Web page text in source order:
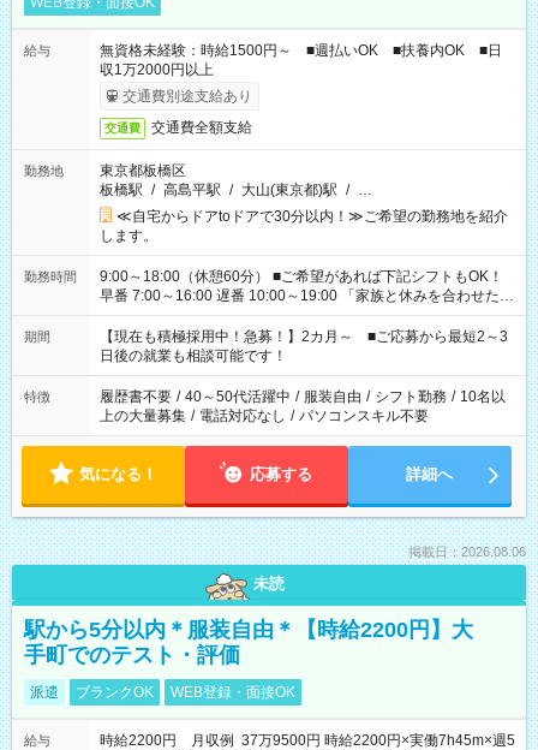
給与
無資格未経験：時給1500円～ ■週払いOK ■扶養内OK ■日
収1万2000円以上
交通費別途支給あり
交通費 交通費全額支給
勤務地
東京都板橋区
板橋駅 / 高島平駅 / 大山(東京都)駅 / …
≪自宅からドアtoドアで30分以内！≫ご希望の勤務地を紹介
します。
勤務時間
9:00～18:00（休憩60分） ■ご希望があれば下記シフトもOK！
早番 7:00～16:00 遅番 10:00～19:00 「家族と休みを合わせた
い」 「余裕を持って夕飯の準備がしたい」 「できれば残業はし
たくない」 など、ご希望を教えてくださいね。 ※Wワーク希望
の方へ 今ご覧のお仕事で希望する勤務時間と、もう1つのお仕事
の勤務時間。 合計で週40時間を超える場合は応募できません。
期間
【現在も積極採用中！急募！】2カ月～ ■ご応募から最短2～3
日後の就業も相談可能です！
特徴 履歴書不要 / 40～50代活躍中 / 服装自由 / シフト勤務 / 10名以
上の大量募集 / 電話対応なし / パソコンスキル不要
気になる！ 応募する 詳細へ
掲載日：2026.08.06
未読
駅から5分以内＊服装自由＊【時給2200円】大
手町でのテスト・評価
派遣 ブランクOK WEB登録・面接OK
給与
時給2200円 月収例 37万9500円 時給2200円×実働7h45m×週5